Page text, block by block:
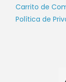
Carrito de
Política de